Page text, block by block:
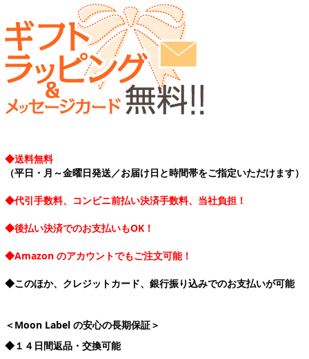
◆送料無料
（平日・月～金曜日発送／お届け日と時間帯をご指定いただけます）
◆代引手数料、コンビニ前払い決済手数料、当社負担！
◆後払い決済でのお支払いもOK！
◆Amazon のアカウントでもご注文可能！
◆このほか、クレジットカード、銀行振り込みでのお支払いが可能
＜Moon Label の安心の長期保証＞
◆１４日間返品・交換可能